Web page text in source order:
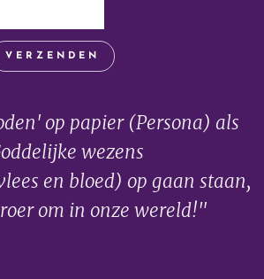
VERZENDEN
op papier (Persona) als
wezens
en bloed) op gaan staan,
om in onze wereld!"